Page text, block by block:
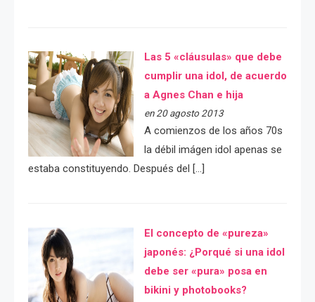
Las 5 «cláusulas» que debe
cumplir una idol, de acuerdo
a Agnes Chan e hija
en 20 agosto 2013
A comienzos de los años 70s
la débil imágen idol apenas se
estaba constituyendo. Después del […]
El concepto de «pureza»
japonés: ¿Porqué si una idol
debe ser «pura» posa en
bikini y photobooks?